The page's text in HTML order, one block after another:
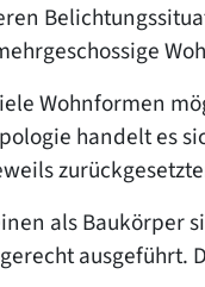
Wohnformen
handelt es
als Baukörper
ausgeführt.